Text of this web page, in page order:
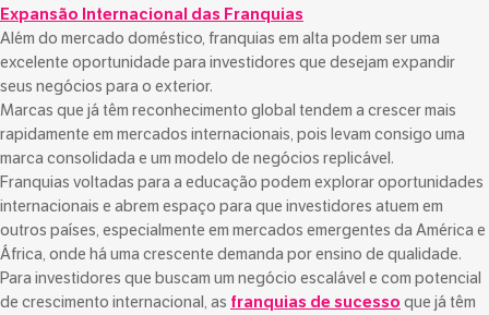
Expansão Internacional das Franquias
Além do mercado doméstico, franquias em alta podem ser uma
excelente oportunidade para investidores que desejam expandir
seus negócios para o exterior.
Marcas que já têm reconhecimento global tendem a crescer mais
rapidamente em mercados internacionais, pois levam consigo uma
marca consolidada e um modelo de negócios replicável.
Franquias voltadas para a educação podem explorar oportunidades
internacionais e abrem espaço para que investidores atuem em
outros países, especialmente em mercados emergentes da América e
África, onde há uma crescente demanda por ensino de qualidade.
Para investidores que buscam um negócio escalável e com potencial
de crescimento internacional, as franquias de sucesso que já têm